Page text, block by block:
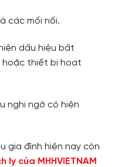
các mối nối.
dấu hiệu bất
hoặc thiết bị hoạt
nghi ngờ có hiện
gia đình hiện nay còn
của MHHVIETNAM